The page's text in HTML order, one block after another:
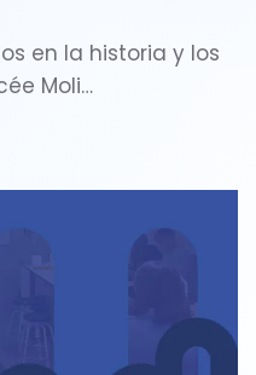
en la historia y los
Moli…